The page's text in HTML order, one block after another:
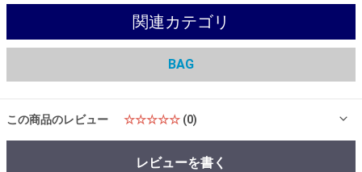
関連カテゴリ
BAG
この商品のレビュー ☆☆☆☆☆ (0)
レビューを書く